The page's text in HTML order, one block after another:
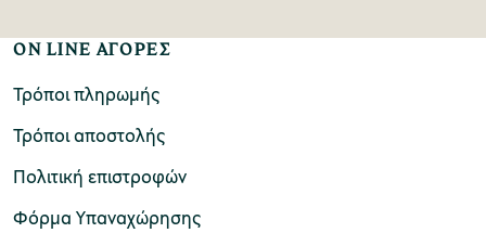
ON LINE ΑΓΟΡΕΣ
Τρόποι πληρωμής
Τρόποι αποστολής
Πολιτική επιστροφών
Φόρμα Υπαναχώρησης